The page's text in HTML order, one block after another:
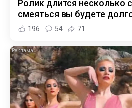
Ролик длится несколько
смеяться вы будете
196 54 71